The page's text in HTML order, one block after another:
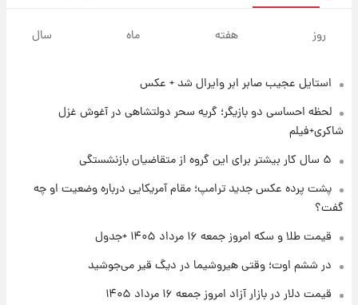
روزها پربارش‌تر خواهند بود؟
۱ روز پیش
شد؛ تیکدری، محبی و سرگیف با اعداد ویژه
۱ روز پیش
شد+فیلم
۱ روز پیش
امروز پنجشنبه ۱۵ مرداد ۱۴۰۵ +جدول
روز هفته ماه سال
استایل عجیب صابر ابر وایرال شد + عکس
لحظه احساسی دو بازیگر؛ گریه سحر دولتشاهی در آغوش غزل
شاکری+فیلم
۵ سال کار بیشتر برای این گروه از متقاضیان بازنشستگی
پشت پرده عکس جدید ترامپ؛ مقام آمریکایی درباره وضعیت او چه
گفت؟
قیمت طلا و سکه امروز جمعه ۱۶ مرداد ۱۴۰۵ +جدول
در ششم اوت؛ وقتی هیروشیما در دیگ قیر می‌جوشید
قیمت دلار در بازار آزاد امروز جمعه ۱۶ مرداد ۱۴۰۵